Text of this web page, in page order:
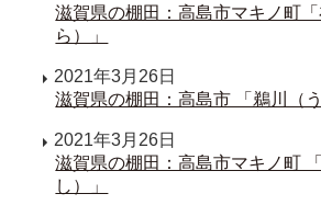
滋賀県の棚田：高島市マキノ町
ら）」
2021年3月26日
滋賀県の棚田：高島市 「鵜川（う
2021年3月26日
滋賀県の棚田：高島市マキノ町
し）」